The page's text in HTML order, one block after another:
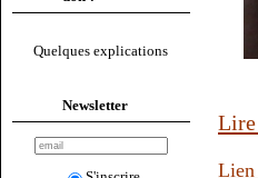
Quelques explications
Newsletter
Lien